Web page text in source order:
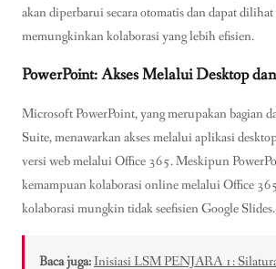
akan diperbarui secara otomatis dan dapat dilihat
memungkinkan kolaborasi yang lebih efisien.
PowerPoint: Akses Melalui Desktop
Microsoft PowerPoint, yang merupakan bagian
Suite, menawarkan akses melalui aplikasi
versi web melalui Office 365. Meskipun
kemampuan kolaborasi online melalui Office
kolaborasi mungkin tidak seefisien Google Slides.
Baca juga:Inisiasi LSM PENJARA 1: